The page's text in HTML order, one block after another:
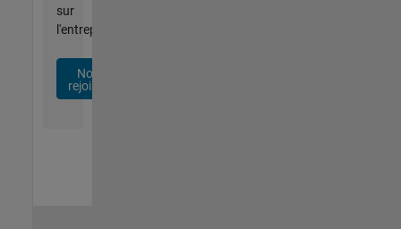
sur
l'entreprise.
Nous
rejoindre